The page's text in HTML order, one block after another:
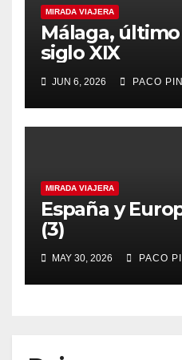
MIRADA VIAJERA
Málaga,
siglo XIX
JUN 6, 2026 PACO
MIRADA VIAJERA
España y Europa 1875 –
(3)
MAY 30, 2026 PACO